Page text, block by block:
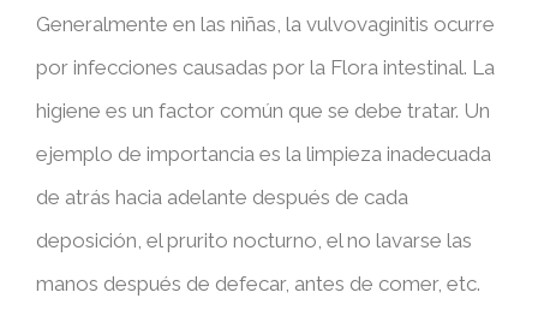
Generalmente en las niñas, la vulvovaginitis ocurre
por infecciones causadas por la Flora intestinal. La
higiene es un factor común que se debe tratar. Un
ejemplo de importancia es la limpieza inadecuada
de atrás hacia adelante después de cada
deposición, el prurito nocturno, el no lavarse las
manos después de defecar, antes de comer, etc.